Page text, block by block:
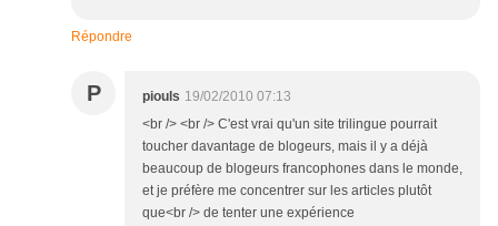
Répondre
P piouls 19/02/2010 07:13
<br /> <br /> C'est vrai qu'un site trilingue pourrait
toucher davantage de blogeurs, mais il y a déjà
beaucoup de blogeurs francophones dans le monde,
et je préfère me concentrer sur les articles plutôt
que<br /> de tenter une expérience